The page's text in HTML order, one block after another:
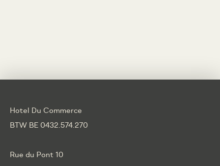
Hotel Du Commerce
BTW BE 0432.574.270
Rue du Pont 10